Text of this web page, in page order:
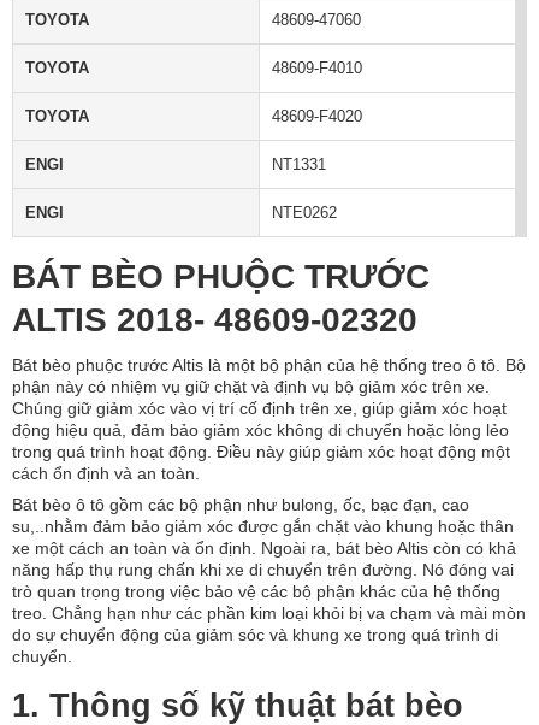
TOYOTA 48609-47060
TOYOTA 48609-F4010
TOYOTA 48609-F4020
ENGI NT1331
ENGI NTE0262
BÁT BÈO PHUỘC TRƯỚC
ALTIS 2018- 48609-02320
Bát bèo phuộc trước Altis là một bộ phận của hệ thống treo ô tô. Bộ
phận này có nhiệm vụ giữ chặt và định vụ bộ giảm xóc trên xe.
Chúng giữ giảm xóc vào vị trí cố định trên xe, giúp giảm xóc hoạt
động hiệu quả, đảm bảo giảm xóc không di chuyển hoặc lỏng lẻo
trong quá trình hoạt động. Điều này giúp giảm xóc hoạt động một
cách ổn định và an toàn.
Bát bèo ô tô gồm các bộ phận như bulong, ốc, bạc đạn, cao
su,..nhằm đảm bảo giảm xóc được gắn chặt vào khung hoặc thân
xe một cách an toàn và ổn định. Ngoài ra, bát bèo Altis còn có khả
năng hấp thụ rung chấn khi xe di chuyển trên đường. Nó đóng vai
trò quan trọng trong việc bảo vệ các bộ phận khác của hệ thống
treo. Chẳng hạn như các phần kim loại khỏi bị va chạm và mài mòn
do sự chuyển động của giảm sóc và khung xe trong quá trình di
chuyển.
1. Thông số kỹ thuật bát bèo